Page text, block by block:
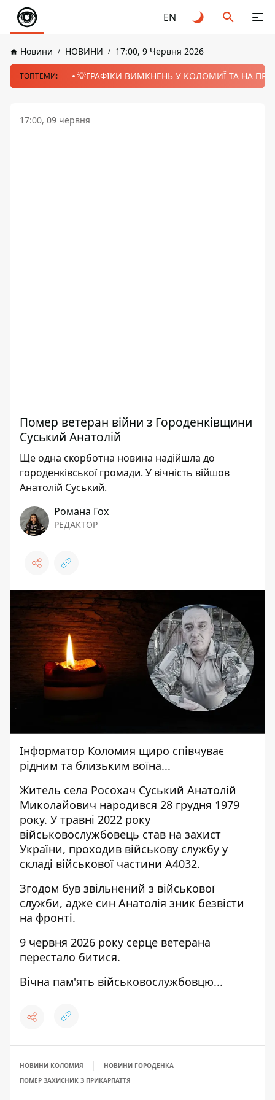
EN
Новини НОВИНИ 17:00, 9 Червня 2026
ТОПТЕМИ: 💡ГРАФІКИ ВИМКНЕНЬ У КОЛОМИЇ ТА НА
17:00, 09 червня
Помер ветеран війни з Городенківщини
Суський Анатолій
Ще одна скорботна новина надійшла до
городенківської громади. У вічність війшов
Анатолій Суський.
Романа Гох
РЕДАКТОР
Інформатор Коломия щиро співчуває
рідним та близьким воїна...
Житель села Росохач Суський Анатолій
Миколайович народився 28 грудня 1979
року. У травні 2022 року
військовослужбовець став на захист
України, проходив військову службу у
складі військової частини А4032.
Згодом був звільнений з військової
служби, адже син Анатолія зник безвісти
на фронті.
9 червня 2026 року серце ветерана
перестало битися.
Вічна пам'ять військовослужбовцю...
НОВИНИ КОЛОМИЯ
НОВИНИ ГОРОДЕНКА
ПОМЕР ЗАХИСНИК З ПРИКАРПАТТЯ